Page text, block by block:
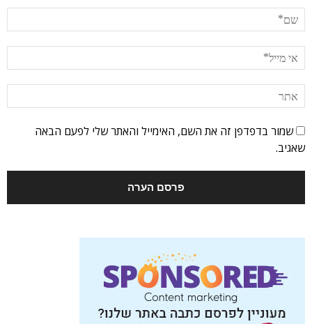
שמור בדפדפן זה את השם, האימייל והאתר שלי לפעם הבאה
שאגיב.